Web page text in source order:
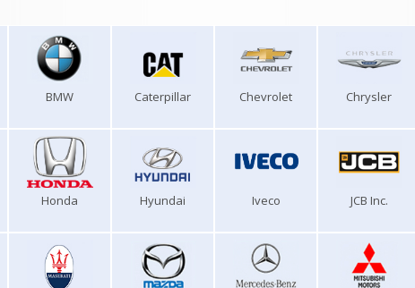
BMW Caterpillar Chevrolet Chrysler
Honda Hyundai Iveco JCB Inc.